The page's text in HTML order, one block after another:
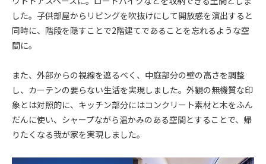
した。子供部屋からリビングを吹抜けにして開放感を演出すると
同時に、階段を隠すことで2階建てであることを忘れるような空
間に。
また、外部からの視線を遮るべく、中庭部分の壁の高さを調整
し、カーテンの要らない生活を実現しました。外観の無機質な印
象とは対照的に、キッチン部分にはコンクリート素材と木をふん
だんに使い、シャープながら温かみのある空間とすることで、帰
りたくなる我が家を実現しました。